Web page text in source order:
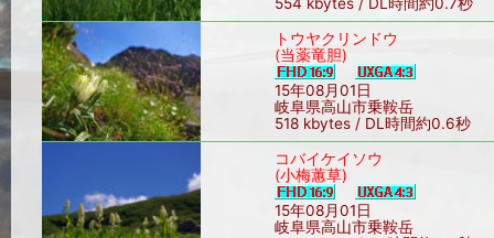
554 kbytes / DL時間約0.7秒
トウヤクリンドウ
(当薬竜胆)
15年08月01日
岐阜県高山市乗鞍岳
518 kbytes / DL時間約0.6秒
コバイケイソウ
(小梅蕙草)
15年08月01日
岐阜県高山市乗鞍岳